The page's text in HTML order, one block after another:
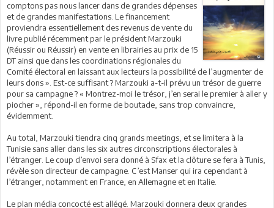
comptons pas nous lancer dans de grandes dépenses
et de grandes manifestations. Le financement
proviendra essentiellement des revenus de vente du
livre publié récemment par le président Marzouki
(Réussir ou Réussir) en vente en librairies au prix de 15
DT ainsi que dans les coordinations régionales du
Comité électoral en laissant aux lecteurs la possibilité de l’augmenter de
leurs dons ». Est-ce suffisant ? Marzouki a-t-il prévu un trésor de guerre
pour sa campagne ? « Montrez-moi le trésor, j’en serai le premier à aller y
piocher », répond-il en forme de boutade, sans trop convaincre,
évidemment.
Au total, Marzouki tiendra cinq grands meetings, et se limitera à la
Tunisie sans aller dans les six autres circonscriptions électorales à
l’étranger. Le coup d’envoi sera donné à Sfax et la clôture se fera à Tunis,
révèle son directeur de campagne. C’est Manser qui ira cependant à
l’étranger, notamment en France, en Allemagne et en Italie.
Le plan média concocté est allégé. Marzouki donnera deux grandes